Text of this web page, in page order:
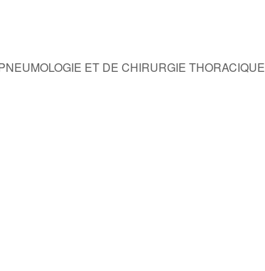
ET DE CHIRURGIE THORACIQUE